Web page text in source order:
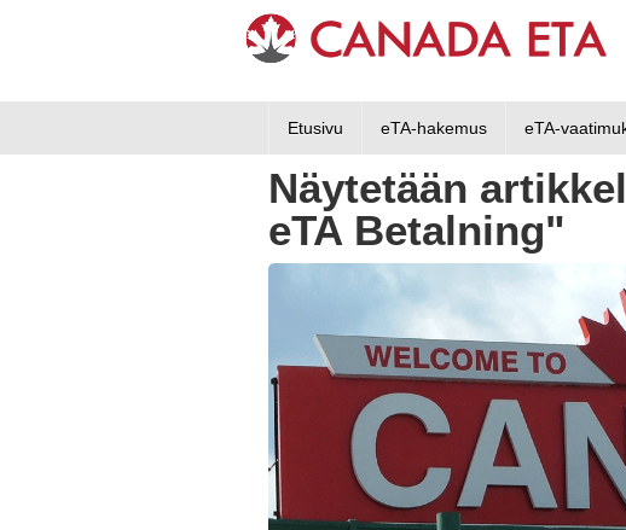
Etusivu eTA-hakemus eTA-
Näytetään
eTA Betalning"